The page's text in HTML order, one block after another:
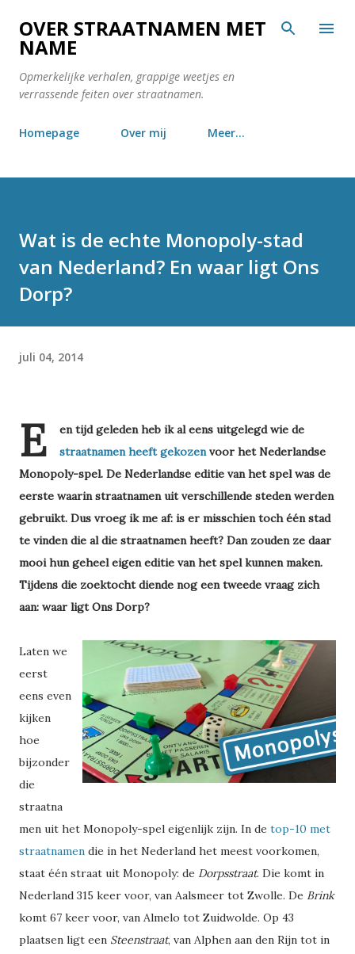
Doorgaan naar hoofdcontent
OVER STRAATNAMEN MET
NAME
Opmerkelijke verhalen, grappige weetjes en
verrassende feiten over straatnamen.
Homepage Over mij Meer…
Wat is de echte Monopoly-stad
van Nederland? En waar ligt Ons
Dorp?
juli 04, 2014
E
en tijd geleden heb ik al eens uitgelegd wie de
straatnamen heeft gekozenvoor het Nederlandse
Monopoly-spel. De Nederlandse editie van het spel was de
eerste waarin straatnamen uit verschillende steden werden
gebruikt. Dus vroeg ik me af: is er misschien toch één stad
te vinden die al die straatnamen heeft? Dan zouden ze daar
mooi hun geheel eigen editie van het spel kunnen maken.
Tijdens die zoektocht diende nog een tweede vraag zich
aan: waar ligt Ons Dorp?
Laten we
eerst
eens even
kijken
hoe
bijzonder
die
straatna
men uit het Monopoly-spel eigenlijk zijn. In de top-10 met
straatnamen die in het Nederland het meest voorkomen,
staat één straat uit Monopoly: de Dorpsstraat. Die komt in
Nederland 315 keer voor, van Aalsmeer tot Zwolle. De Brink
komt 67 keer voor, van Almelo tot Zuidwolde. Op 43
plaatsen ligt een Steenstraat, van Alphen aan den Rijn tot in